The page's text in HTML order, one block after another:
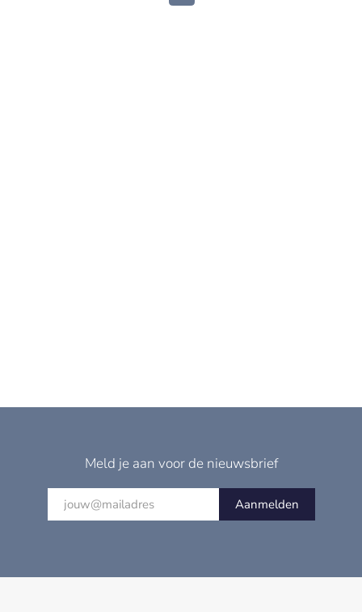
Meld je aan voor de nieuwsbrief
Aanmelden